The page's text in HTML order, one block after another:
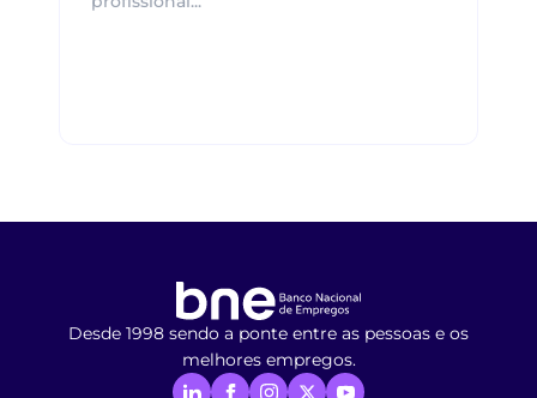
Desde 1998 sendo a ponte entre as pessoas e os
melhores empregos.